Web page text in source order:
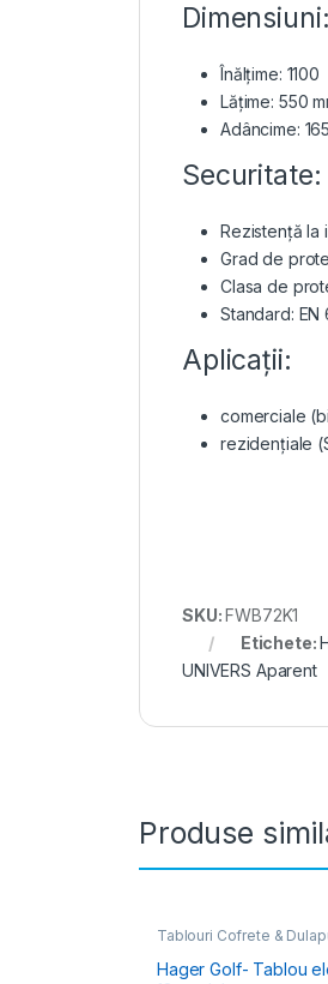
Dimensiuni:
Înălțime: 1100
Lățime: 550
Adâncime:
Securitate:
Rezistență la
Grad de
Clasa de
Standard: EN
Aplicații:
comerciale
rezidențiale
SKU:FWB72K1
Etichete:
UNIVERS Aparent
Produse
Tablouri Cofrete &
Tablouri
Rezidențiale Aparente
Hager Golf- Tablou